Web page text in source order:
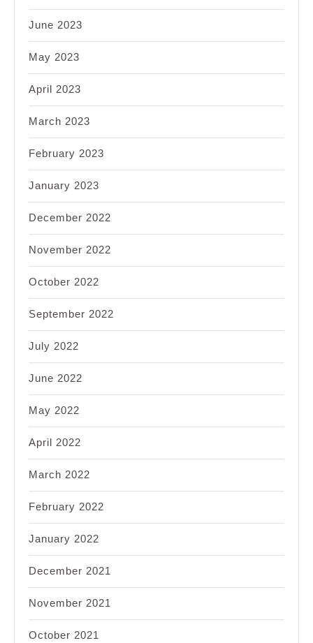
June 2023
May 2023
April 2023
March 2023
February 2023
January 2023
December 2022
November 2022
October 2022
September 2022
July 2022
June 2022
May 2022
April 2022
March 2022
February 2022
January 2022
December 2021
November 2021
October 2021